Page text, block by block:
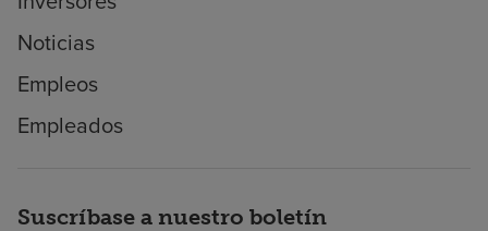
Noticias
Empleos
Empleados
Suscríbase a nuestro boletín